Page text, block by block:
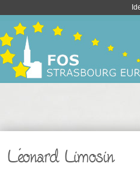
Léonard Limosin